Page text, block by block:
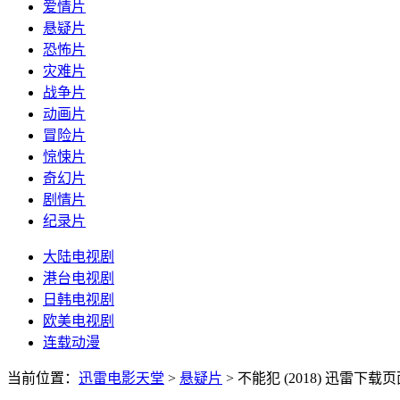
爱情片
悬疑片
恐怖片
灾难片
战争片
动画片
冒险片
惊悚片
奇幻片
剧情片
纪录片
大陆电视剧
港台电视剧
日韩电视剧
欧美电视剧
连载动漫
当前位置： 迅雷电影天堂 > 悬疑片 > 不能犯 (2018) 迅雷下载页